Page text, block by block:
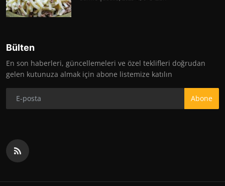
Bülten
En son haberleri, güncellemeleri ve özel teklifleri doğrudan
gelen kutunuza almak için abone listemize katılın
Abone